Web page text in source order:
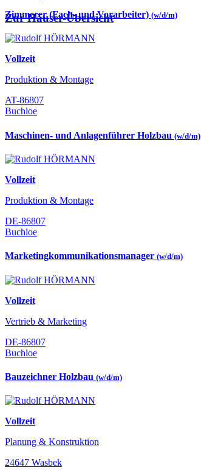
Zur Häuser-Übersicht
Zimmerer (Fach- und Vorarbeiter) (w/d/m)
Vollzeit
Produktion & Montage
AT-86807
Buchloe
Maschinen- und Anlagenführer Holzbau (w/d/m)
Vollzeit
Produktion & Montage
DE-86807
Buchloe
Marketingkommunikationsmanager (w/d/m)
Vollzeit
Vertrieb & Marketing
DE-86807
Buchloe
Bauzeichner Holzbau (w/d/m)
Vollzeit
Planung & Konstruktion
24647 Wasbek